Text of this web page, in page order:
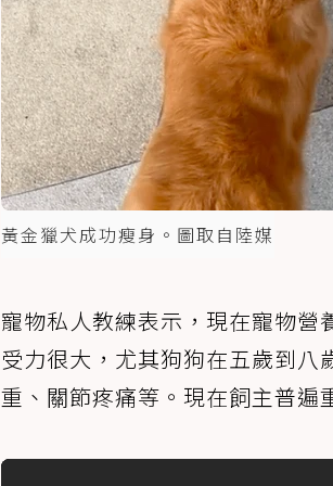
黃金獵犬成功瘦身。圖取自陸媒
寵物私人教練表示，現在寵物
受力很大，尤其狗狗在五歲到
重、關節疼痛等。現在飼主普